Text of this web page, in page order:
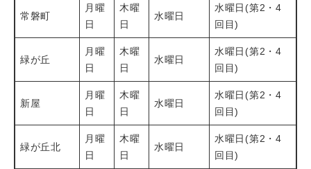
常磐町
月曜
日
木曜
日
水曜日
水曜日(第2・4
回目)
緑が丘
月曜
日
木曜
日
水曜日
水曜日(第2・4
回目)
新屋
月曜
日
木曜
日
水曜日
水曜日(第2・4
回目)
緑が丘北
月曜
日
木曜
日
水曜日
水曜日(第2・4
回目)